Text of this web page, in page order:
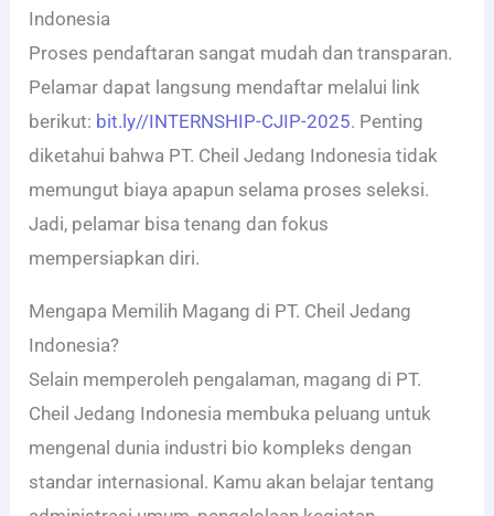
Indonesia
Proses pendaftaran sangat mudah dan transparan.
Pelamar dapat langsung mendaftar melalui link
berikut: bit.ly//INTERNSHIP-CJIP-2025. Penting
diketahui bahwa PT. Cheil Jedang Indonesia tidak
memungut biaya apapun selama proses seleksi.
Jadi, pelamar bisa tenang dan fokus
mempersiapkan diri.
Mengapa Memilih Magang di PT. Cheil Jedang
Indonesia?
Selain memperoleh pengalaman, magang di PT.
Cheil Jedang Indonesia membuka peluang untuk
mengenal dunia industri bio kompleks dengan
standar internasional. Kamu akan belajar tentang